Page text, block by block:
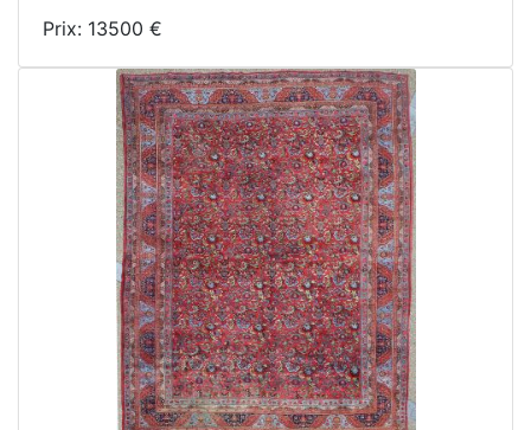
Prix: 13500 €